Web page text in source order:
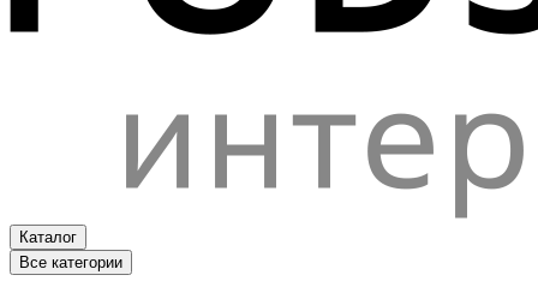
Каталог
Все категории